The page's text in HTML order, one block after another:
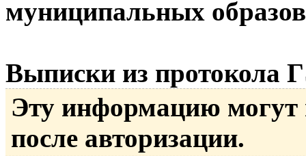
муниципальных
Выписки из протокола
Эту информацию могут
после авторизации.